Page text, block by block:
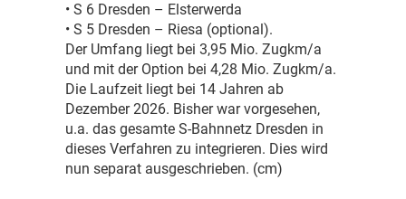
• S 6 Dresden – Elsterwerda
• S 5 Dresden – Riesa (optional).
Der Umfang liegt bei 3,95 Mio. Zugkm/a
und mit der Option bei 4,28 Mio. Zugkm/a.
Die Laufzeit liegt bei 14 Jahren ab
Dezember 2026. Bisher war vorgesehen,
u.a. das gesamte S-Bahnnetz Dresden in
dieses Verfahren zu integrieren. Dies wird
nun separat ausgeschrieben. (cm)